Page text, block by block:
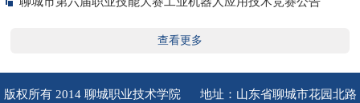
查看更多
版权所有 2014 聊城职业技术学院 地址：山东省聊城市花园北路